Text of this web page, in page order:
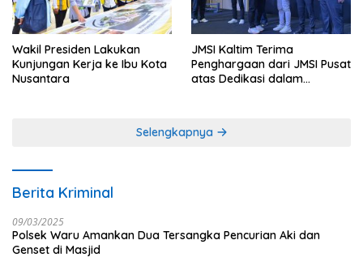
Wakil Presiden Lakukan
Kunjungan Kerja ke Ibu Kota
Nusantara
JMSI Kaltim Terima
Penghargaan dari JMSI Pusat
atas Dedikasi dalam
Selengkapnya
Berita Kriminal
09/03/2025
Polsek Waru Amankan Dua Tersangka Pencurian Aki dan
Genset di Masjid